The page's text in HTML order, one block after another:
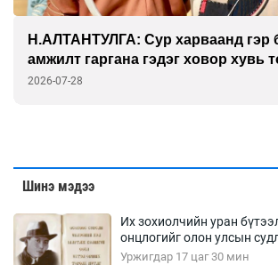
ГАНБАТ: Дэлхийн технологийн
физик дээр л тогтдог
2026-07-27
Шинэ мэдээ
Их зохиолчийн уран
онцлогийг олон улсын
Уржигдар 17 цаг 30 мин